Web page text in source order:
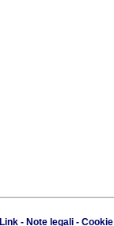
Link - Note legali - Cookie